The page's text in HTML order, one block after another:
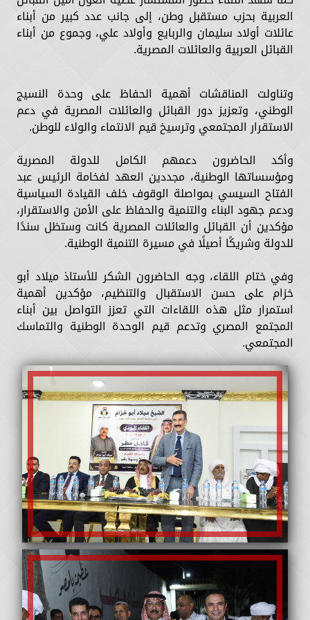
العربية بحزب مستقبل وطن، إلى جانب عدد كبير من أبناء
عائلات أولاد سليمان والربايع وأولاد علي، وجموع من أبناء
القبائل العربية والعائلات المصرية.
وتناولت المناقشات أهمية الحفاظ على وحدة النسيج
الوطني، وتعزيز دور القبائل والعائلات المصرية في دعم
الاستقرار المجتمعي وترسيخ قيم الانتماء والولاء للوطن.
وأكد الحاضرون دعمهم الكامل للدولة المصرية
ومؤسساتها الوطنية، مجددين العهد لفخامة الرئيس عبد
الفتاح السيسي بمواصلة الوقوف خلف القيادة السياسية
ودعم جهود البناء والتنمية والحفاظ على الأمن والاستقرار،
مؤكدين أن القبائل والعائلات المصرية كانت وستظل سندًا
للدولة وشريكًا أصيلًا في مسيرة التنمية الوطنية.
وفي ختام اللقاء، وجه الحاضرون الشكر للأستاذ ميلاد أبو
خزام على حسن الاستقبال والتنظيم، مؤكدين أهمية
استمرار مثل هذه اللقاءات التي تعزز التواصل بين أبناء
المجتمع المصري وتدعم قيم الوحدة الوطنية والتماسك
المجتمعي.